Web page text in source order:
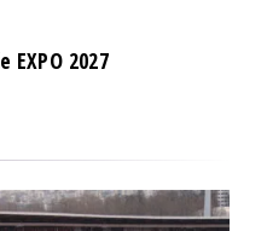
EXPO 2027